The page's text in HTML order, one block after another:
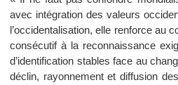
avec intégration des valeurs
l’occidentalisation, elle renforce au
consécutif à la reconnaissance
d’identification stables face au
déclin, rayonnement et diffusion